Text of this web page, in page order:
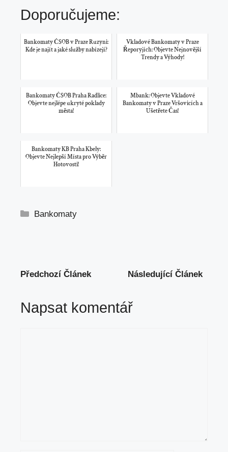
Doporučujeme:
Bankomaty ČSOB v Praze Ruzyni:
Kde je najít a jaké služby nabízejí?
Vkladové Bankomaty v Praze
Řeporyjích: Objevte Nejnovější
Trendy a Výhody!
Bankomaty ČSOB Praha Radlice:
Objevte nejlépe ukryté poklady
města!
Mbank: Objevte Vkladové
Bankomaty v Praze Vršovicích a
Ušetřete Čas!
Bankomaty KB Praha Kbely:
Objevte Nejlepší Místa pro Výběr
Hotovosti!
Rubriky
Bankomaty
Předchozí Článek Následující Článek
Napsat komentář